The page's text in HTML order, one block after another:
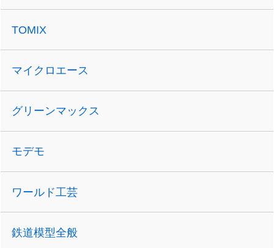
TOMIX
マイクロエース
グリーンマックス
モデモ
ワールド工芸
鉄道模型全般